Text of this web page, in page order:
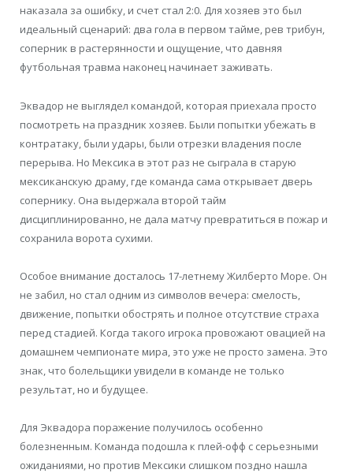
наказала за ошибку, и счет стал 2:0. Для хозяев это был
идеальный сценарий: два гола в первом тайме, рев трибун,
соперник в растерянности и ощущение, что давняя
футбольная травма наконец начинает заживать.
Эквадор не выглядел командой, которая приехала просто
посмотреть на праздник хозяев. Были попытки убежать в
контратаку, были удары, были отрезки владения после
перерыва. Но Мексика в этот раз не сыграла в старую
мексиканскую драму, где команда сама открывает дверь
сопернику. Она выдержала второй тайм
дисциплинированно, не дала матчу превратиться в пожар и
сохранила ворота сухими.
Особое внимание досталось 17-летнему Жилберто Море. Он
не забил, но стал одним из символов вечера: смелость,
движение, попытки обострять и полное отсутствие страха
перед стадией. Когда такого игрока провожают овацией на
домашнем чемпионате мира, это уже не просто замена. Это
знак, что болельщики увидели в команде не только
результат, но и будущее.
Для Эквадора поражение получилось особенно
болезненным. Команда подошла к плей-офф с серьезными
ожиданиями, но против Мексики слишком поздно нашла